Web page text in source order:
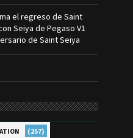
el regreso de Saint
Seiya de Pegaso V1
de Saint Seiya
(257)